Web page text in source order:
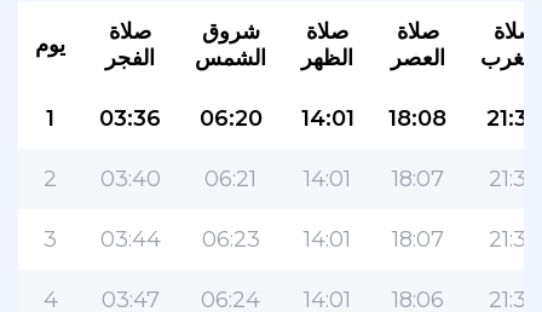
يوم
صلاة
الفجر
شروق
الشمس
صلاة
الظهر
صلاة
العصر
صلاة
1 03:36 06:20 14:01 18:08 21:39
2 03:40 06:21 14:01 18:07 21:37
3 03:44 06:23 14:01 18:07 21:36
4 03:47 06:24 14:01 18:06 21:34